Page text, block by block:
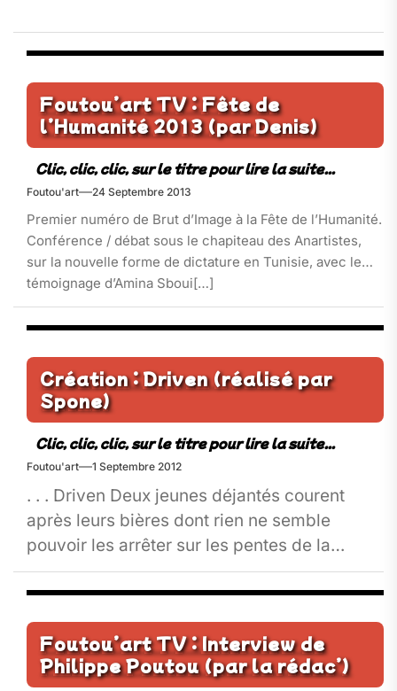
Foutou’art TV : Fête de
l’Humanité 2013 (par Denis)
Foutou'art 24 Septembre 2013
Premier numéro de Brut d’Image à la Fête de l’Humanité.
Conférence / débat sous le chapiteau des Anartistes,
sur la nouvelle forme de dictature en Tunisie, avec le
témoignage d’Amina Sboui[…]
Création : Driven (réalisé par
Spone)
Foutou'art 1 Septembre 2012
. . . Driven Deux jeunes déjantés courent
après leurs bières dont rien ne semble
pouvoir les arrêter sur les pentes de la
Croix-Rousse. Jubilatoire...
Foutou’art TV : Interview de
Philippe Poutou (par la rédac’)